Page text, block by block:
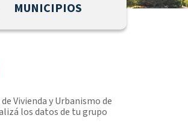
MUNICIPIOS
Vivienda y Urbanismo de
los datos de tu grupo